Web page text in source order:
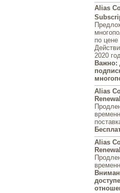
Alias
по
2020
Важно:
Alias
Renewal
Alias
Renewal